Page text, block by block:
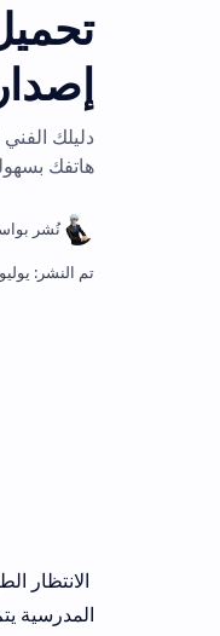
إصدار للاندرويد
دليلك الفني الأسرع لمعرفة
هاتفك بسهولة تامة وبلا تعقيد.
الانتظار الطويل لمعرفة